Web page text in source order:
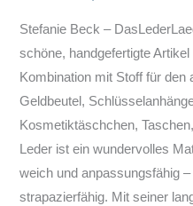
Stefanie Beck –
schöne, handgefertigte
Kombination mit Stoff für den
Geldbeutel,
Kosmetiktäschchen,
Leder ist ein wundervolles
weich und anpassungsfähig
strapazierfähig. Mit seiner